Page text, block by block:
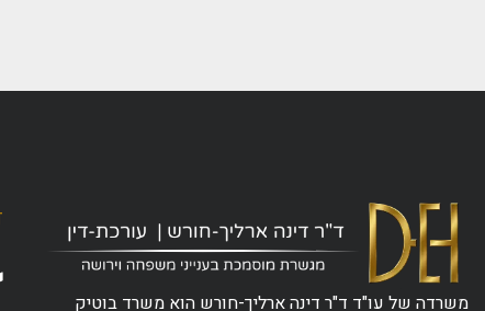
משרדה של עו"ד ד"ר דינה ארליך-חורש הוא משרד בוטיק